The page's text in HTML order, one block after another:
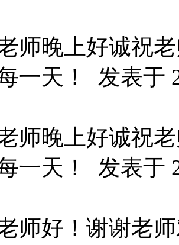
师晚上好诚祝
一天！ 发表于
师晚上好诚祝
一天！ 发表于
师好！谢谢老